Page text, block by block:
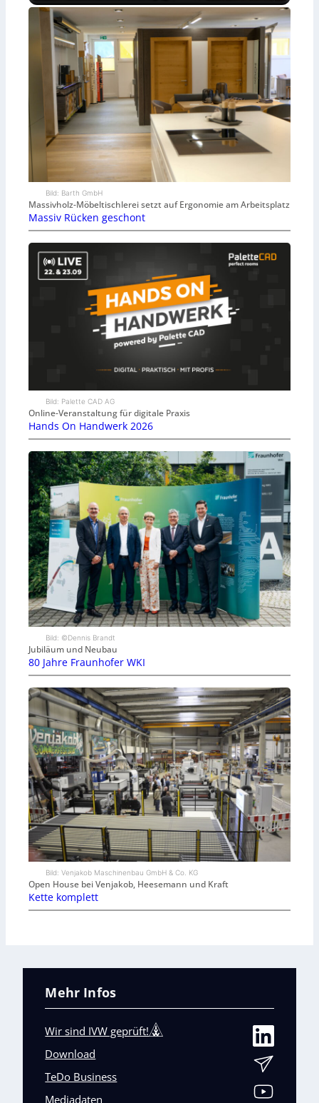
Bild: Barth GmbH
Massivholz-Möbeltischlerei setzt auf Ergonomie am Arbeitsplatz
Massiv Rücken geschont
Bild: Palette CAD AG
Online-Veranstaltung für digitale Praxis
Hands On Handwerk 2026
Bild: ©Dennis Brandt
Jubiläum und Neubau
80 Jahre Fraunhofer WKI
Bild: Venjakob Maschinenbau GmbH & Co. KG
Open House bei Venjakob, Heesemann und Kraft
Kette komplett
Mehr Infos
Wir sind IVW geprüft!
Download
TeDo Business
Mediadaten